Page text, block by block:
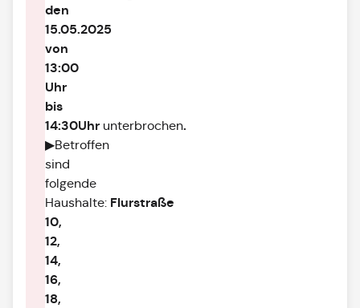
den
15.05.2025
von
13:00
Uhr
bis
14:30Uhr unterbrochen.
▶Betroffen
sind
folgende
Haushalte: Flurstraße
10,
12,
14,
16,
18,